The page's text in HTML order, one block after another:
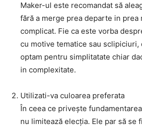
Maker-ul este recomandat să
fără a merge prea departe in prea
complicat. Fie ca este vorba
cu motive tematice sau sclipiciuri,
optam pentru simplitatate chiar
in complexitate.
Utilizati-va culoarea preferata
În ceea ce privește
nu limitează elecția. Ele par să se